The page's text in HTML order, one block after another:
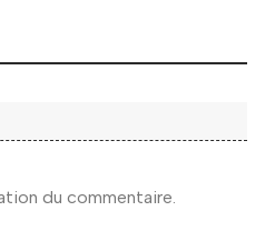
du commentaire.